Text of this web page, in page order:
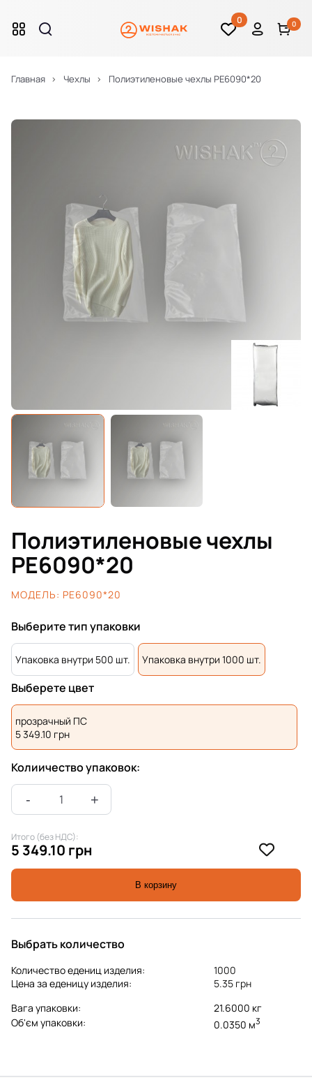
0 0
Главная Чехлы Полиэтиленовые чехлы PE6090*20
Полиэтиленовые чехлы
PE6090*20
МОДЕЛЬ: PE6090*20
Выберите тип упаковки
Упаковка внутри 500 шт. Упаковка внутри 1000 шт.
Выберете цвет
прозрачный ПС
5 349.10 грн
Колиичество упаковок:
Итого (без НДС):
5 349.10 грн
В корзину
Выбрать количество
Количество едениц изделия:
1000
Цена за еденицу изделия:
5.35 грн
Вага упаковки:
21.6000 кг
Об'єм упаковки:
0.0350 м3